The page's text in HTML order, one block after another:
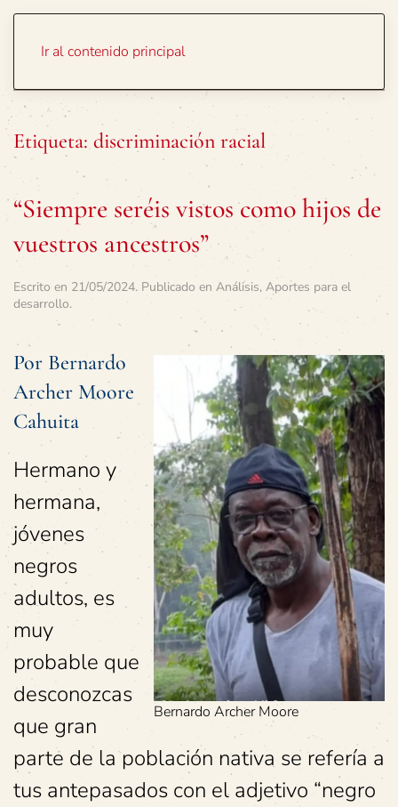
Ir al contenido principal
Etiqueta: discriminación racial
“Siempre seréis vistos como hijos de
vuestros ancestros”
Escrito en 21/05/2024. Publicado en Análisis, Aportes para el
desarrollo.
Bernardo Archer Moore
Por Bernardo
Archer Moore
Cahuita
Hermano y
hermana,
jóvenes
negros
adultos, es
muy
probable que
desconozcas
que gran
parte de la población nativa se refería a
tus antepasados con el adjetivo “negro